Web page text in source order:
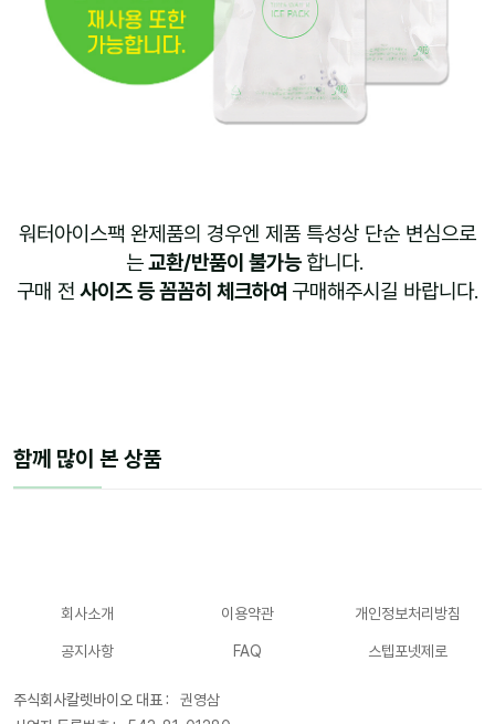
워터아이스팩 완제품의 경우엔 제품 특성상 단순 변심으로
는교환/반품이 불가능 합니다.
구매 전 사이즈 등 꼼꼼히 체크하여 구매해주시길 바랍니다.
함께 많이 본 상품
회사소개 이용약관 개인정보처리방침
공지사항 FAQ 스텝포넷제로
주식회사칼렛바이오 대표 :
권영삼